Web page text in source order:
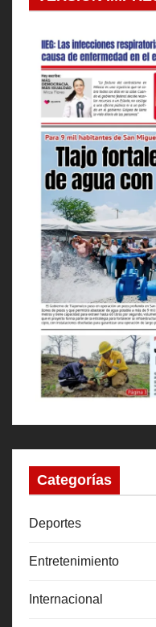
Categorías
Deportes
Entretenimiento
Internacional